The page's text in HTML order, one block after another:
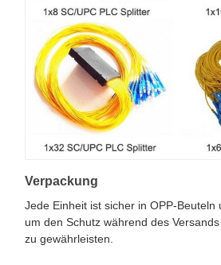
Verpackung
Jede Einheit ist sicher in OPP-Beuteln
um den Schutz während des
zu gewährleisten.